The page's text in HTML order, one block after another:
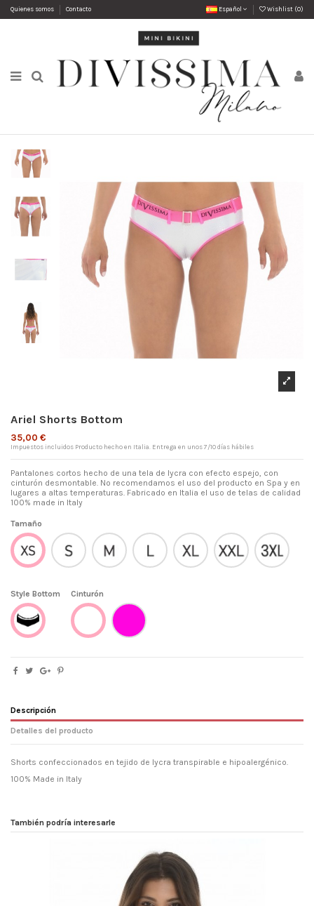
Quienes somos Contacto Español Wishlist (0)
Ariel Shorts Bottom
35,00 €
Impuestos incluidos Producto hecho en Italia. Entrega en unos 7/10 días hábiles
Pantalones cortos hecho de una tela de lycra con efecto espejo, con
cinturón desmontable. No recomendamos el uso del producto en Spa y en
lugares a altas temperaturas. Fabricado en Italia el uso de telas de calidad
100% made in Italy
Tamaño
XS
XXL 3XL
Style Bottom
Shorts
Cinturón
Blanco
Fucsia
Descripción
Detalles del producto
Shorts confeccionados en tejido de lycra transpirable e hipoalergénico.
100% Made in Italy
Lavado y secado
Lavar en agua fría con un detergente
calor directas, no frote con fuerza.
Vestibilità ridotta
80% Poliamide 20% Elastan
También podría interesarle